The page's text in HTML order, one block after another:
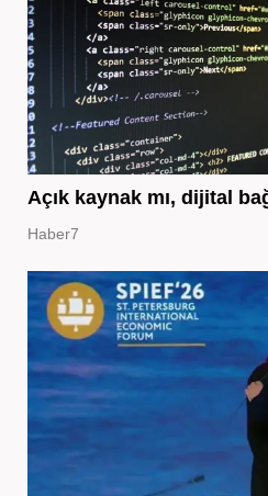
Açık kaynak mı, dijital
Haber7